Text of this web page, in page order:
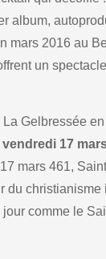
album,
mars 2016 au
un
La Gelbressée
vendredi 17
mars 461,
du christianisme
comme le